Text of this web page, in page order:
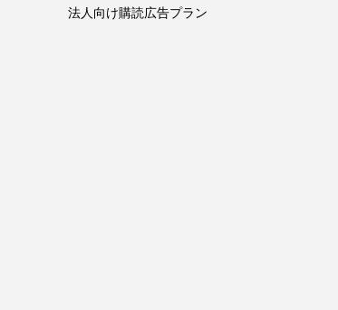
法人向け購読広告プラン